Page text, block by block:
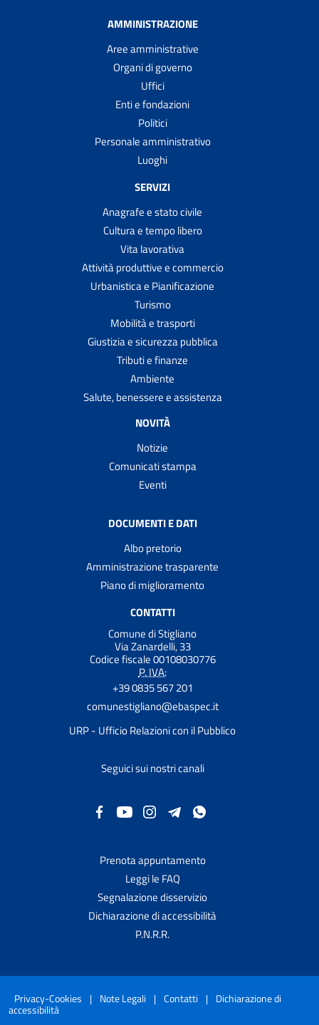
AMMINISTRAZIONE
Aree amministrative
Organi di governo
Uffici
Enti e fondazioni
Politici
Personale amministrativo
Luoghi
SERVIZI
Anagrafe e stato civile
Cultura e tempo libero
Vita lavorativa
Attività produttive e commercio
Urbanistica e Pianificazione
Turismo
Mobilità e trasporti
Giustizia e sicurezza pubblica
Tributi e finanze
Ambiente
Salute, benessere e assistenza
NOVITÀ
Notizie
Comunicati stampa
Eventi
DOCUMENTI E DATI
Albo pretorio
Amministrazione trasparente
Piano di miglioramento
CONTATTI
Comune di Stigliano
Via Zanardelli, 33
Codice fiscale 00108030776
P. IVA:
+39 0835 567 201
comunestigliano@ebaspec.it
URP - Ufficio Relazioni con il Pubblico
Seguici sui nostri canali
Prenota appuntamento
Leggi le FAQ
Segnalazione disservizio
Dichiarazione di accessibilità
P.N.R.R.
Privacy-Cookies | Note Legali | Contatti | Dichiarazione di
accessibilità